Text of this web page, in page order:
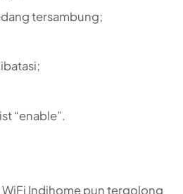
tersambung;
“enable”.
Indihome pun tergolong